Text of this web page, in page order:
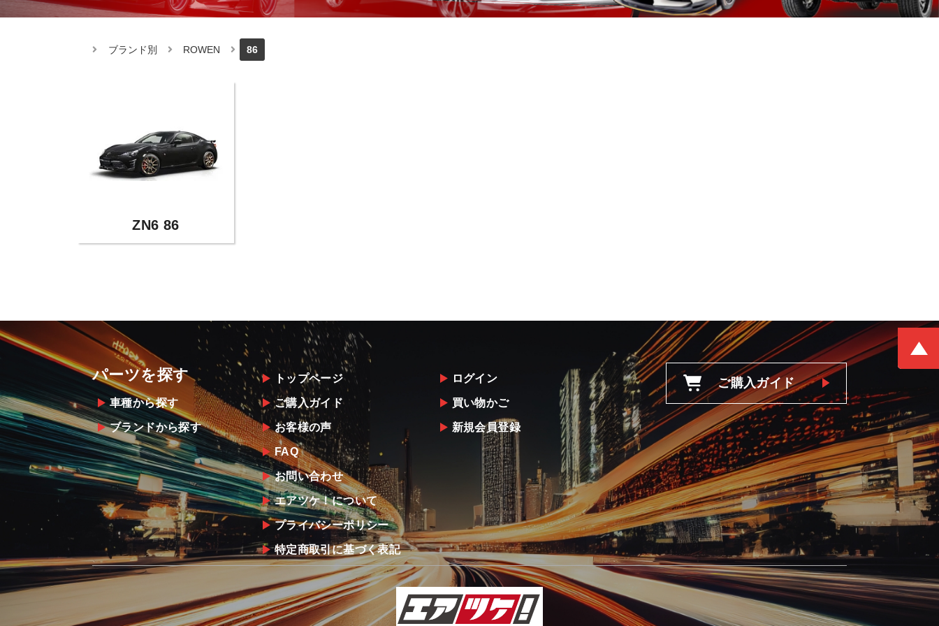
ブランド別 ROWEN 86
ZN6 86
パーツを探す
車種から探す
ブランドから探す
トップページ
ご購入ガイド
お客様の声
FAQ
お問い合わせ
エアツケ！について
プライバシーポリシー
特定商取引に基づく表記
ログイン
買い物かご
新規会員登録
ご購入ガイド